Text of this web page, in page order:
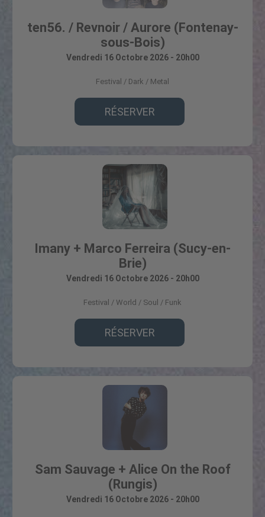
ten56. / Revnoir / Aurore (Fontenay-
sous-Bois)
Vendredi 16 Octobre 2026 - 20h00
Festival Dark / Metal
RÉSERVER
Imany + Marco Ferreira (Sucy-en-
Brie)
Vendredi 16 Octobre 2026 - 20h00
Festival World / Soul / Funk
RÉSERVER
Sam Sauvage + Alice On the Roof
(Rungis)
Vendredi 16 Octobre 2026 - 20h00